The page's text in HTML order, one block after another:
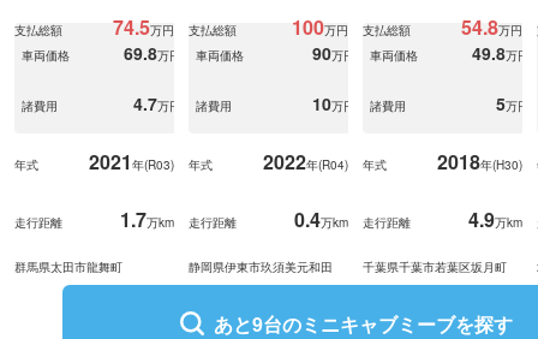
支払総額 74.5万円
車両価格
69.8万円
諸費用 4.7万円
年式 2021 年(R03)
走行距離 1.7万km
群馬県太田市龍舞町
支払総額 100万円
車両価格
90万円
諸費用 10万円
年式 2022年(R04)
走行距離 0.4万km
静岡県伊東市玖須美元和田
支払総額 54.8万円
車両価格
49.8万円
諸費用 5万円
年式 2018年(H30)
走行距離 4.9万km
千葉県千葉市若葉区坂月町
あと9台のミニキャブミーブを探す